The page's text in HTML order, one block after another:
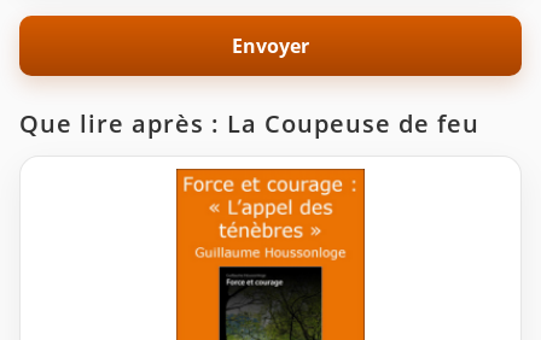
Que lire après : La Coupeuse de feu